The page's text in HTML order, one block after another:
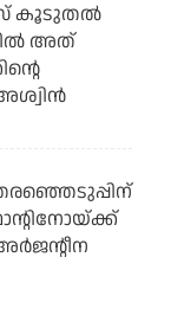
കൂടുതല്‍
അത്